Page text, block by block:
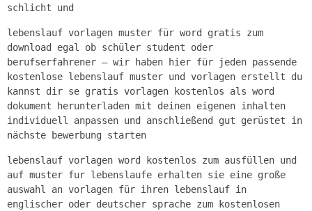
schlicht und
lebenslauf vorlagen muster für word gratis zum
download egal ob schüler student oder
berufserfahrener – wir haben hier für jeden passende
kostenlose lebenslauf muster und vorlagen erstellt du
kannst dir se gratis vorlagen kostenlos als word
dokument herunterladen mit deinen eigenen inhalten
individuell anpassen und anschließend gut gerüstet in
nächste bewerbung starten
lebenslauf vorlagen word kostenlos zum ausfüllen und
auf muster fur lebenslaufe erhalten sie eine große
auswahl an vorlagen für ihren lebenslauf in
englischer oder deutscher sprache zum kostenlosen